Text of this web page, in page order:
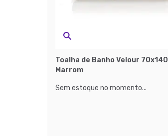
Toalha de Banho Velour 70x140
Marrom
Sem estoque no momento...